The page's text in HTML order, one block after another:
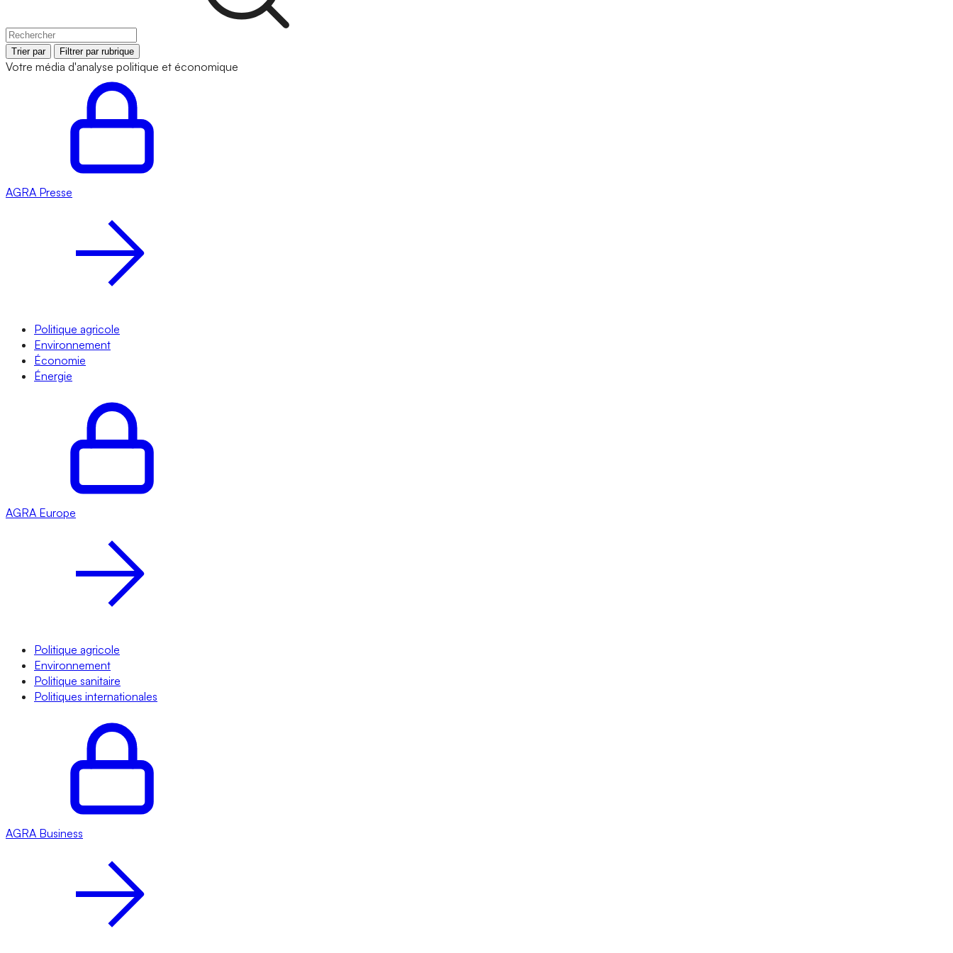
Trier par Filtrer par rubrique
Votre média d'analyse politique et économique
AGRA Presse
Politique agricole
Environnement
Économie
Énergie
AGRA Europe
Politique agricole
Environnement
Politique sanitaire
Politiques internationales
AGRA Business